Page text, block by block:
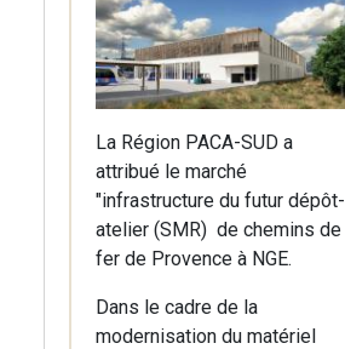
La Région PACA-SUD a
attribué le marché
"infrastructure du futur dépôt-
atelier (SMR) de chemins de
fer de Provence à NGE.
Dans le cadre de la
modernisation du matériel